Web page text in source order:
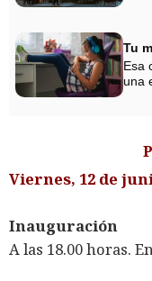
Tu
Esa
una
Viernes, 12 de
Inauguración
A las 18.00 horas.